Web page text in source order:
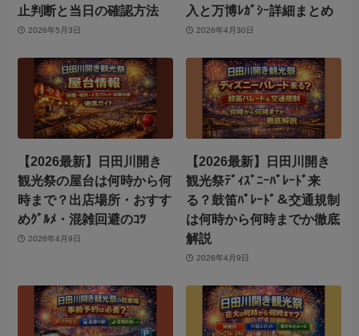
止判断と当日の確認方法
2026年5月3日
入と万博ﾚｶﾞｼｰ詳細まとめ
2026年4月30日
【2026最新】日田川開き
観光祭の屋台は何時から何
時まで？出店場所・おすす
めｸﾞﾙﾒ・混雑回避のｺﾂ
2026年4月9日
【2026最新】日田川開き
観光祭ﾃﾞｨｽﾞﾆｰﾊﾟﾚｰﾄﾞ来
る？鼓笛ﾊﾟﾚｰﾄﾞ＆交通規制
は何時から何時までか徹底
解説
2026年4月9日